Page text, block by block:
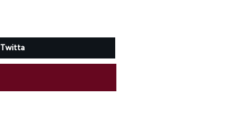
Twitta